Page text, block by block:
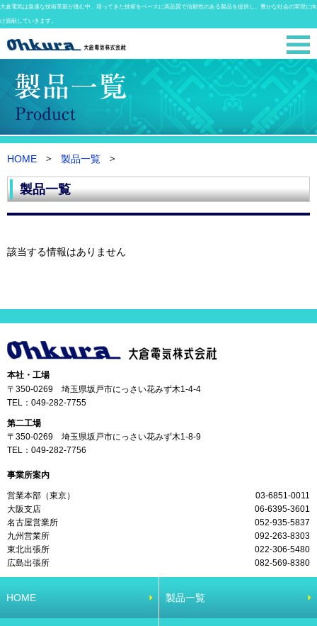
大倉電気は急速な技術革新が進む中、培ってきた技術をベースに高品質で信頼性のある製品を提供し、豊かな社会の実現に向
け貢献していきます。
HOME 製品一覧
製品一覧
該当する情報はありません
本社・工場
〒350-0269 埼玉県坂戸市にっさい花みず木1-4-4
TEL： 049-282-7755
第二工場
〒350-0269 埼玉県坂戸市にっさい花みず木1-8-9
TEL： 049-282-7756
事業所案内
営業本部（東京）
03-6851-0011
大阪支店
06-6395-3601
名古屋営業所
052-935-5837
九州営業所
092-263-8303
東北出張所
022-306-5480
広島出張所
082-569-8380
HOME 製品一覧